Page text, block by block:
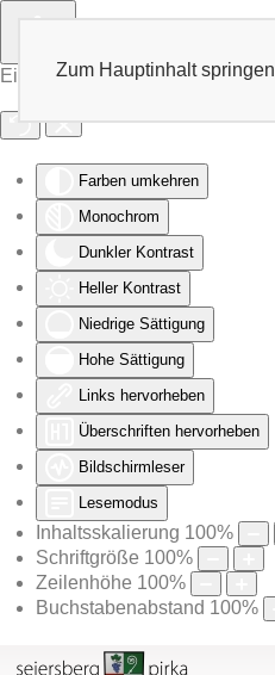
Eingabehilfen öffnen
Farben umkehren
Monochrom
Dunkler Kontrast
Heller Kontrast
Niedrige Sättigung
Hohe Sättigung
Links hervorheben
Überschriften hervorheben
Bildschirmleser
Lesemodus
Inhaltsskalierung 100%
Schriftgröße 100%
Zeilenhöhe 100%
Buchstabenabstand 100%
Zum Hauptinhalt springen